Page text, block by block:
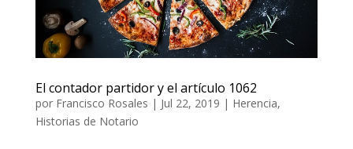
El contador partidor y el artículo 1062
por Francisco Rosales | Jul 22, 2019 | Herencia,
Historias de Notario